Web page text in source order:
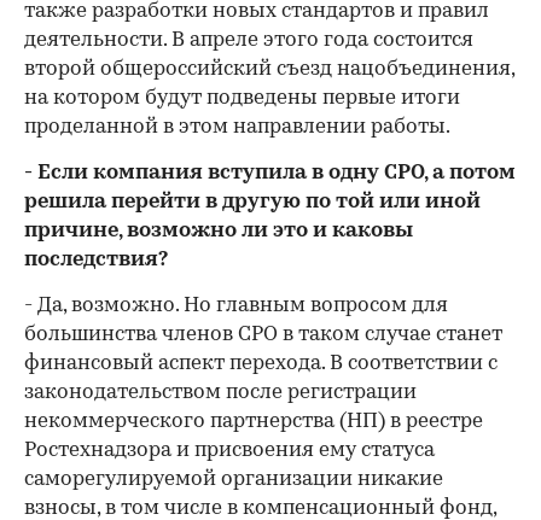
также разработки новых стандартов и правил
деятельности. В апреле этого года состоится
второй общероссийский съезд нацобъединения,
на котором будут подведены первые итоги
проделанной в этом направлении работы.
- Если компания вступила в одну СРО, а потом
решила перейти в другую по той или иной
причине, возможно ли это и каковы
последствия?
- Да, возможно. Но главным вопросом для
большинства членов СРО в таком случае станет
финансовый аспект перехода. В соответствии с
законодательством после регистрации
некоммерческого партнерства (НП) в реестре
Ростехнадзора и присвоения ему статуса
саморегулируемой организации никакие
взносы, в том числе в компенсационный фонд,